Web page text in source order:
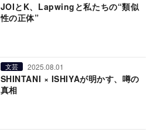
JOIとK、Lapwingと私たちの“類似
性の正体”
文芸 2025.08.01
SHINTANI × ISHIYAが明かす、噂の
真相